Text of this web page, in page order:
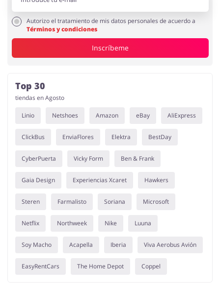
Autorizo el tratamiento de mis datos personales de acuerdo a
Términos y condiciones
Inscríbeme
Top 30
tiendas en Agosto
Linio Netshoes Amazon eBay AliExpress
ClickBus EnviaFlores Elektra BestDay
CyberPuerta Vicky Form Ben & Frank
Gaia Design Experiencias Xcaret Hawkers
Steren Farmalisto Soriana Microsoft
Netflix Northweek Nike Luuna
Soy Macho Acapella Iberia Viva Aerobus Avión
EasyRentCars The Home Depot Coppel